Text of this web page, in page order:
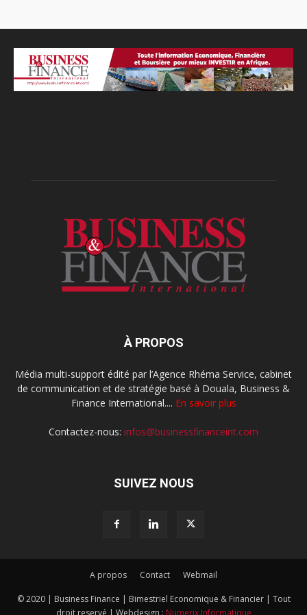
À PROPOS
Média multi-support édité par l’Agence Rhéma Service, cabinet
de communication et de stratégie basé à Douala, Business &
Finance International.... En savoir plus
Contactez-nous: infos@businessfinanceint.com
SUIVEZ NOUS
A propos Contact Webmail
© 2020 | Business Finance | Bimestriel Economique & Financier | Tout
droit reservé | Webdesign : Numerix Informatique